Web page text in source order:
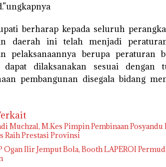
berharap kepada seluruh
daerah ini telah menjadi
pelaksanaannya berupa peraturan
dapat dilaksanakan sesuai
pembangunan disegala bidang
Muchzal, M.Kes Pimpin Pembinaan
Raih Prestasi Provinsi
Ogan Ilir Jemput Bola, Booth LAPEROI